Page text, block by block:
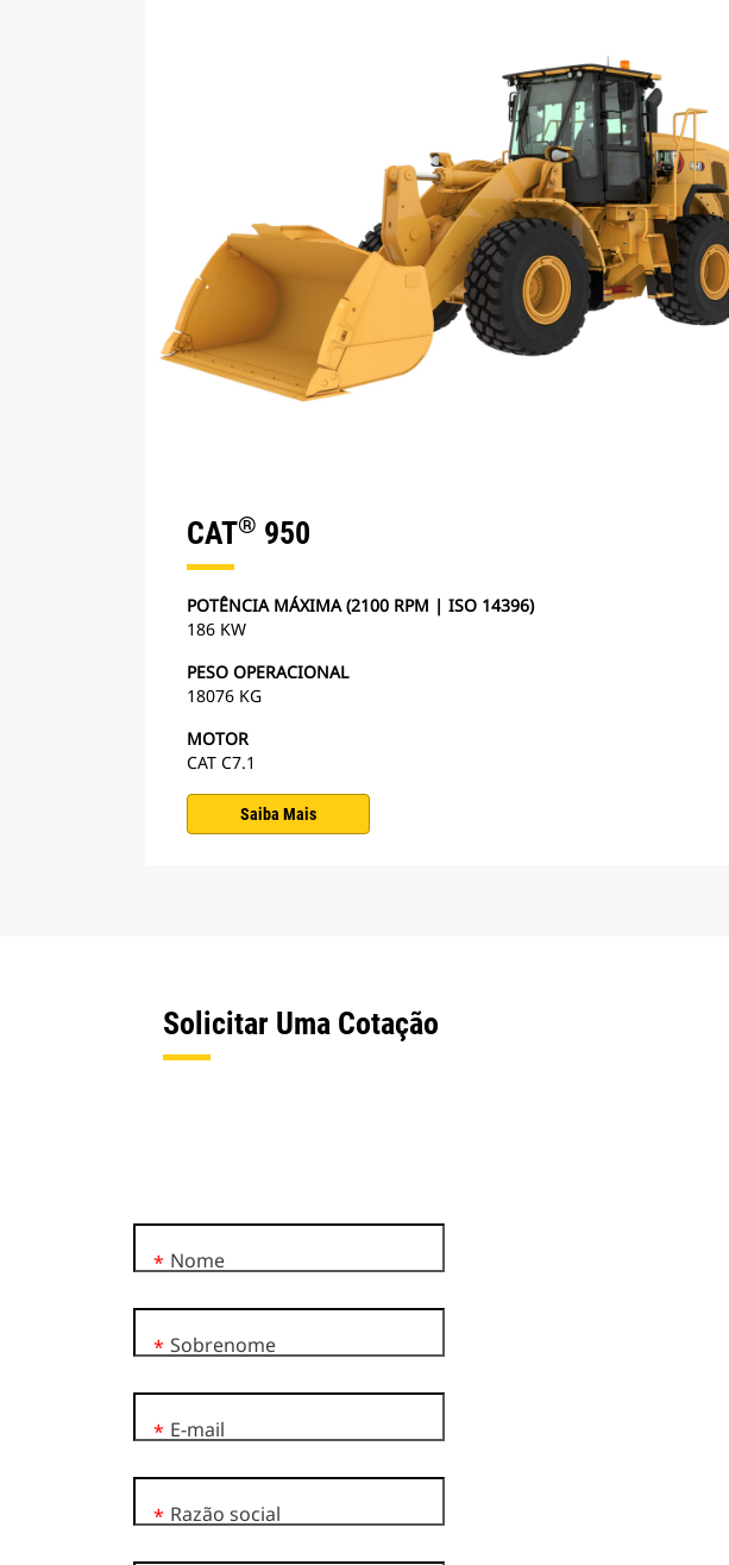
CAT® 950
POTÊNCIA MÁXIMA (2100 RPM | ISO 14396)
186 KW
PESO OPERACIONAL
18076 KG
MOTOR
CAT C7.1
Saiba Mais
Solicitar Uma Cotação
Nome
*
Sobrenome
*
E-mail
*
Razão social
*